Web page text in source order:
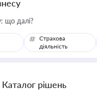
що далі?
Страхова
діяльність
Каталог рішень